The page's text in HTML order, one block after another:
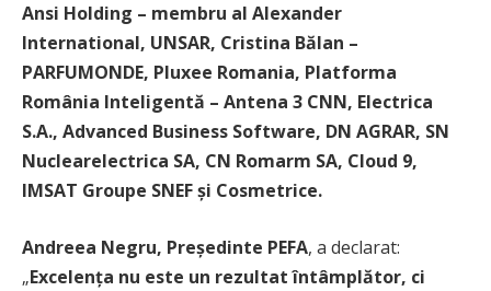
Ansi Holding – membru al Alexander
International, UNSAR, Cristina Bălan –
PARFUMONDE, Pluxee Romania, Platforma
România Inteligentă – Antena 3 CNN, Electrica
S.A., Advanced Business Software, DN AGRAR, SN
Nuclearelectrica SA, CN Romarm SA, Cloud 9,
IMSAT Groupe SNEF și Cosmetrice.
Andreea Negru, Președinte PEFA, a declarat:
„Excelența nu este un rezultat întâmplător, ci